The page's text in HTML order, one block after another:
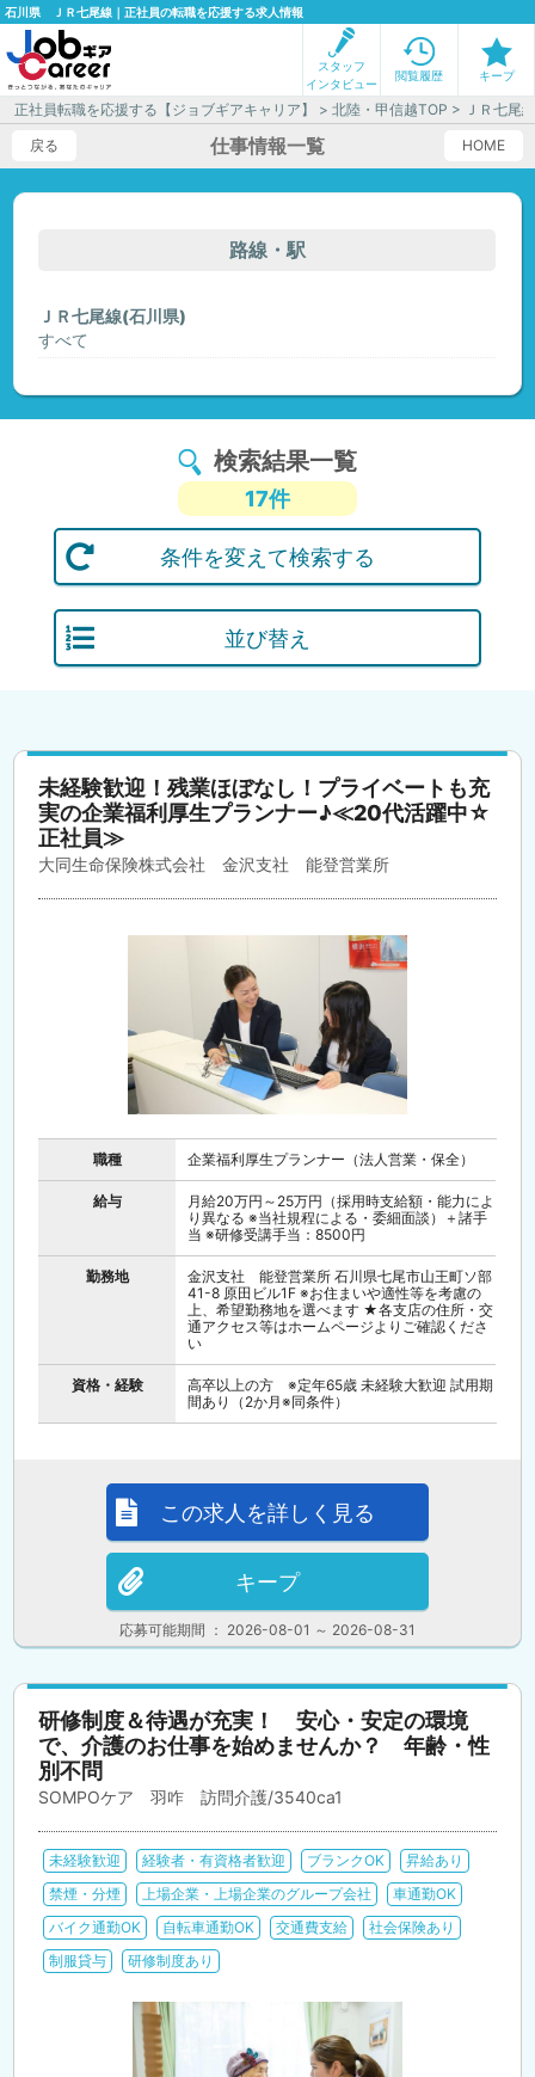
石川県 ＪＲ七尾線｜正社員の転職を応援する求人情報
スタッフ
インタビュー
閲覧履歴 キープ
正社員転職を応援する【ジョブギアキャリア】 >北陸・甲信越TOP > ＪＲ七尾
戻る
HOME
仕事情報一覧
路線・駅
ＪＲ七尾線(石川県)
すべて
検索結果一覧
17件
条件を変えて検索する
並び替え
未経験歓迎！残業ほぼなし！プライベートも充
実の企業福利厚生プランナー♪≪20代活躍中☆
正社員≫
大同生命保険株式会社 金沢支社 能登営業所
職種 企業福利厚生プランナー（法人営業・保全）
給与
月給20万円～25万円（採用時支給額・能力によ
り異なる ※当社規程による・委細面談）＋諸手
当 ※研修受講手当：8500円
勤務地
金沢支社 能登営業所 石川県七尾市山王町ソ部
41-8 原田ビル1F ※お住まいや適性等を考慮の
上、希望勤務地を選べます ★各支店の住所・交
通アクセス等はホームページよりご確認くださ
い
資格・経験
高卒以上の方 ※定年65歳 未経験大歓迎 試用期
間あり（2か月※同条件）
応募可能期間 ： 2026-08-01 ～ 2026-08-31
この求人を詳しく見る
キープ
研修制度＆待遇が充実！ 安心・安定の環境
で、介護のお仕事を始めませんか？ 年齢・性
別不問
SOMPOケア 羽咋 訪問介護/3540ca1
未経験歓迎 経験者・有資格者歓迎 ブランクOK
昇給あり
禁煙・分煙
上場企業・上場企業のグループ会社
車通勤OK
バイク通勤OK
自転車通勤OK 交通費支給
社会保険あり
制服貸与
研修制度あり